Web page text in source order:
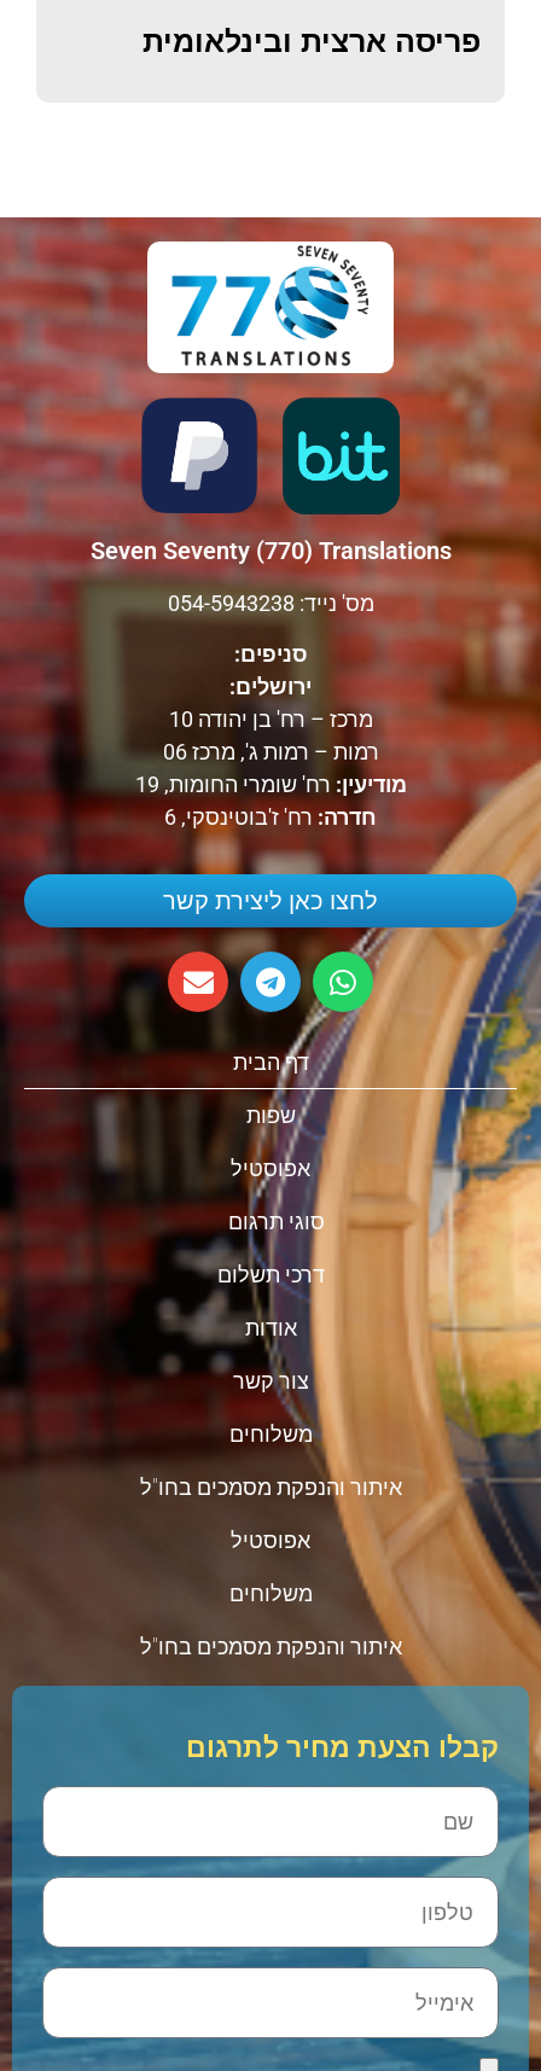
פריסה ארצית ובינלאומית
Seven Seventy (770) Translations
מס' נייד: 054-5943238
סניפים:
ירושלים:
מרכז – רח' בן יהודה 10
רמות – רמות ג', מרכז 06
מודיעין: רח' שומרי החומות, 19
חדרה: רח' ז'בוטינסקי, 6
לחצו כאן ליצירת קשר
דף הבית
שפות
אפוסטיל
סוגי תרגום
דרכי תשלום
אודות
צור קשר
משלוחים
איתור והנפקת מסמכים בחו"ל
אפוסטיל
משלוחים
איתור והנפקת מסמכים בחו"ל
קבלו הצעת מחיר לתרגום